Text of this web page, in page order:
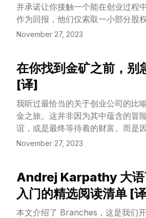
并承诺让你接触一个能在创业过程
作为回报，他们仅索取一小部分股
错，不是吗？
November 27, 2023
在你找到金矿之前，别
[译]
我听过最恰当的关于创业公司的比
金之旅。这并非因为其中蕴含的冒
谊，或是最终等待着的财富。而是
个截然不同的阶段：首先，你得寻
段的公司：只有当它找到黄金（或
的商业模式”）之后，它才转变为一
司。
November 27, 2023
View Article
Andrej Karpathy 大语
入门的精选阅读清单 [
本文介绍了 Branches，这是我们
View Article